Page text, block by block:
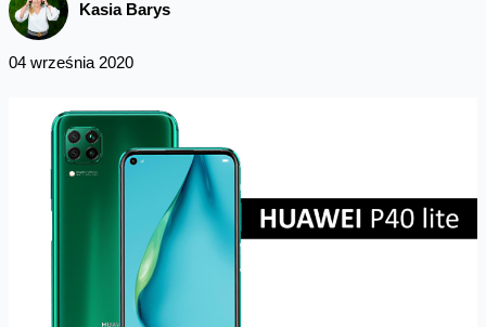
Kasia Barys
04 września 2020